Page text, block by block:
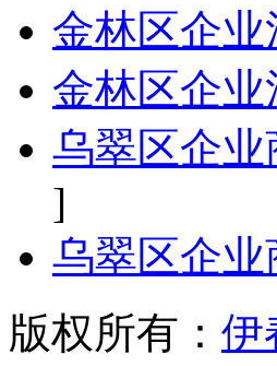
金林区企
金林区企
乌翠区企
]
乌翠区企
版权所有： 伊